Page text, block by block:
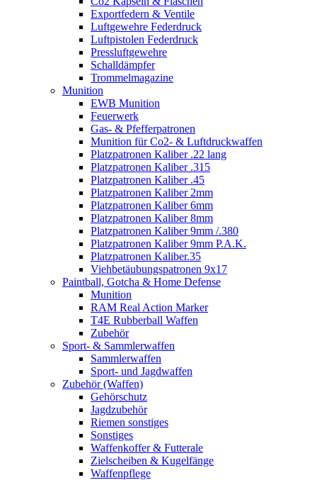
Exportfedern & Ventile
Luftgewehre Federdruck
Luftpistolen Federdruck
Pressluftgewehre
Schalldämpfer
Trommelmagazine
Munition
EWB Munition
Feuerwerk
Gas- & Pfefferpatronen
Munition für Co2- & Luftdruckwaffen
Platzpatronen Kaliber .22 lang
Platzpatronen Kaliber .315
Platzpatronen Kaliber .45
Platzpatronen Kaliber 2mm
Platzpatronen Kaliber 6mm
Platzpatronen Kaliber 8mm
Platzpatronen Kaliber 9mm /.380
Platzpatronen Kaliber 9mm P.A.K.
Platzpatronen Kaliber.35
Viehbetäubungspatronen 9x17
Paintball, Gotcha & Home Defense
Munition
RAM Real Action Marker
T4E Rubberball Waffen
Zubehör
Sport- & Sammlerwaffen
Sammlerwaffen
Sport- und Jagdwaffen
Zubehör (Waffen)
Gehörschutz
Jagdzubehör
Riemen sonstiges
Sonstiges
Waffenkoffer & Futterale
Zielscheiben & Kugelfänge
Waffenpflege